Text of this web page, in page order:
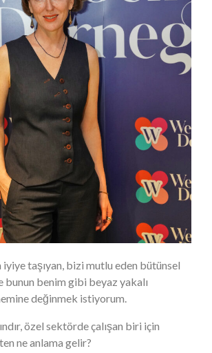
iyiye taşıyan, bizi mutlu eden bütünsel
bunun benim gibi beyaz yakalı
değinmek istiyorum.
özel sektörde çalışan biri için
ne anlama gelir?